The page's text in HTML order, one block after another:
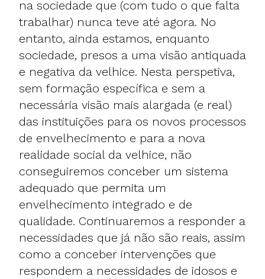
na sociedade que (com tudo o que falta
trabalhar) nunca teve até agora. No
entanto, ainda estamos, enquanto
sociedade, presos a uma visão antiquada
e negativa da velhice. Nesta perspetiva,
sem formação específica e sem a
necessária visão mais alargada (e real)
das instituições para os novos processos
de envelhecimento e para a nova
realidade social da velhice, não
conseguiremos conceber um sistema
adequado que permita um
envelhecimento integrado e de
qualidade. Continuaremos a responder a
necessidades que já não são reais, assim
como a conceber intervenções que
respondem a necessidades de idosos e